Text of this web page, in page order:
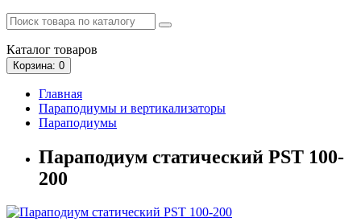
Каталог товаров
Корзина: 0
Главная
Параподиумы и вертикализаторы
Параподиумы
Параподиум статический PST 100-
200